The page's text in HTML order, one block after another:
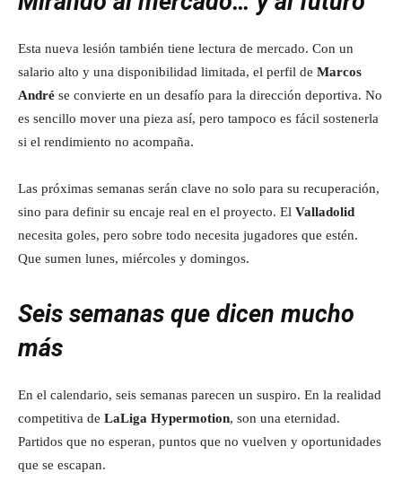
Esta nueva lesión también tiene lectura de mercado. Con un
salario alto y una disponibilidad limitada, el perfil de Marcos
André se convierte en un desafío para la dirección deportiva. No
es sencillo mover una pieza así, pero tampoco es fácil sostenerla
si el rendimiento no acompaña.
Las próximas semanas serán clave no solo para su recuperación,
sino para definir su encaje real en el proyecto. El Valladolid
necesita goles, pero sobre todo necesita jugadores que estén.
Que sumen lunes, miércoles y domingos.
Seis semanas que dicen mucho
más
En el calendario, seis semanas parecen un suspiro. En la realidad
competitiva de LaLiga Hypermotion, son una eternidad.
Partidos que no esperan, puntos que no vuelven y oportunidades
que se escapan.